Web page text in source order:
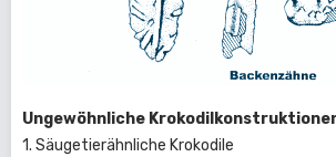
Ungewöhnliche
1. Säugetierähnliche Krokodile